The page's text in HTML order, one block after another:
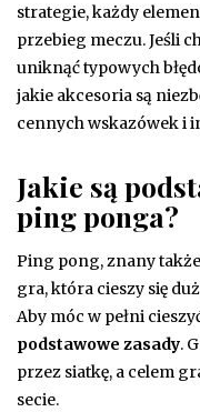
strategie, każdy
przebieg meczu. Jeśli
uniknąć typowych
jakie akcesoria są
cennych wskazówek i
Jakie są
ping ponga?
Ping pong, znany
gra, która cieszy się
Aby móc w pełni
podstawowe zasady.
przez siatkę, a celem
secie.